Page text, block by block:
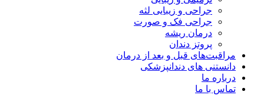
جراحی و زیبایی لثه
جراحی فک و صورت
درمان ریشه
پروتز دندان
مراقبت‌های قبل و بعد از درمان
دانستنی های دندانپزشکی
درباره ما
تماس با ما